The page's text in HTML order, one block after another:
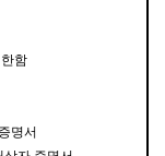
함
명서